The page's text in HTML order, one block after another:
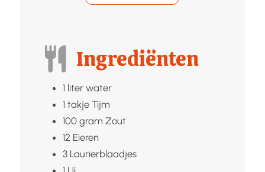
Ingrediënten
1 liter water
1 takje Tijm
100 gram Zout
12 Eieren
3 Laurierblaadjes